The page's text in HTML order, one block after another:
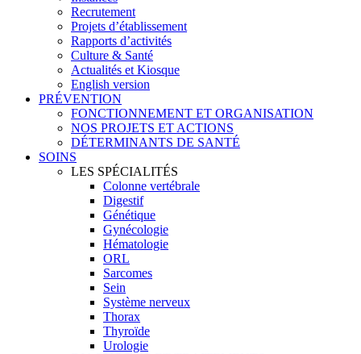
Recrutement
Projets d’établissement
Rapports d’activités
Culture & Santé
Actualités et Kiosque
English version
PRÉVENTION
FONCTIONNEMENT ET ORGANISATION
NOS PROJETS ET ACTIONS
DÉTERMINANTS DE SANTÉ
SOINS
LES SPÉCIALITÉS
Colonne vertébrale
Digestif
Génétique
Gynécologie
Hématologie
ORL
Sarcomes
Sein
Système nerveux
Thorax
Thyroïde
Urologie